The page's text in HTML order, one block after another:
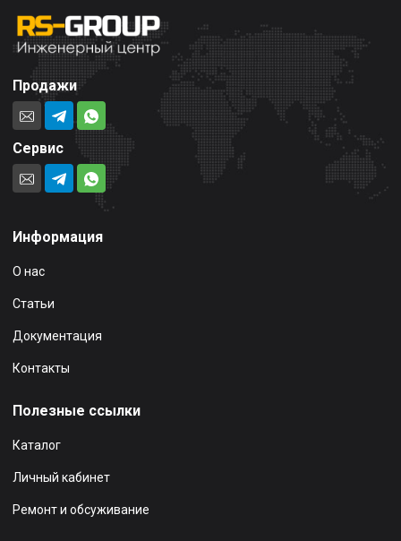
Продажи
Сервис
Информация
О нас
Статьи
Документация
Контакты
Полезные ссылки
Каталог
Личный кабинет
Ремонт и обсуживание